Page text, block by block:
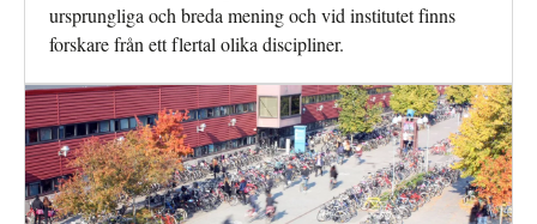
ursprungliga och breda mening och vid institutet finns
forskare från ett flertal olika discipliner.